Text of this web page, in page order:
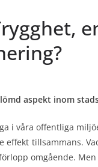
aspekt inom
i våra offentliga
tillsammans.
omgående.